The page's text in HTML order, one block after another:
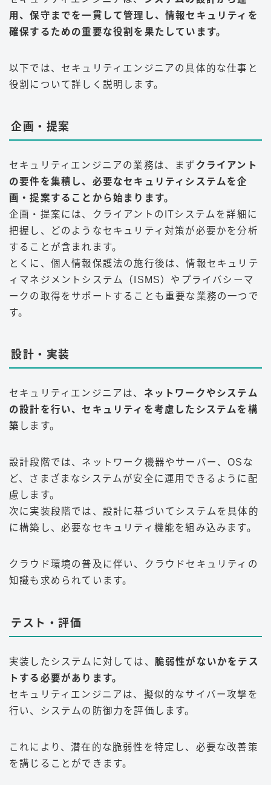
用、保守までを一貫して管理し、情報セキュリティを
確保するための重要な役割を果たしています。
以下では、セキュリティエンジニアの具体的な仕事と
役割について詳しく説明します。
企画・提案
セキュリティエンジニアの業務は、まず クライアント
の要件を集積し、必要なセキュリティシステムを企
画・提案することから始まります。
企画・提案には、クライアントのITシステムを詳細に
把握し、どのようなセキュリティ対策が必要かを分析
することが含まれます。
とくに、個人情報保護法の施行後は、情報セキュリテ
ィマネジメントシステム（ISMS）やプライバシーマ
ークの取得をサポートすることも重要な業務の一つで
す。
設計・実装
セキュリティエンジニアは、 ネットワークやシステム
の設計を行い、セキュリティを考慮したシステムを構
築 します。
設計段階では、ネットワーク機器やサーバー、OSな
ど、さまざまなシステムが安全に運用できるように配
慮します。
次に実装段階では、設計に基づいてシステムを具体的
に構築し、必要なセキュリティ機能を組み込みます。
クラウド環境の普及に伴い、クラウドセキュリティの
知識も求められています。
テスト・評価
実装したシステムに対しては、 脆弱性がないかをテス
トする必要があります。
セキュリティエンジニアは、擬似的なサイバー攻撃を
行い、システムの防御力を評価します。
これにより、潜在的な脆弱性を特定し、必要な改善策
を講じることができます。